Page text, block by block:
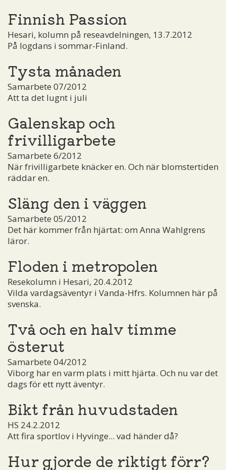
Finnish Passion
Hesari, kolumn på reseavdelningen, 13.7.2012
På logdans i sommar-Finland.
Tysta månaden
Samarbete 07/2012
Att ta det lugnt i juli
Galenskap och
frivilligarbete
Samarbete 6/2012
När frivilligarbete knäcker en. Och när blomstertiden
räddar en.
Släng den i väggen
Samarbete 05/2012
Det här kommer från hjärtat: om Anna Wahlgrens
läror.
Floden i metropolen
Resekolumn i Hesari, 20.4.2012
Vilda vardagsäventyr i Vanda-Hfrs. Kolumnen här på
svenska.
Två och en halv timme
österut
Samarbete 04/2012
Viborg har en varm plats i mitt hjärta. Och nu var det
dags för ett nytt äventyr.
Bikt från huvudstaden
HS 24.2.2012
Att fira sportlov i Hyvinge... vad händer då?
Hur gjorde de riktigt förr?